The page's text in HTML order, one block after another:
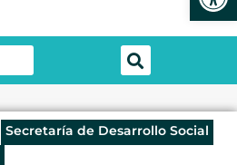
Secretaría de Desarrollo Social